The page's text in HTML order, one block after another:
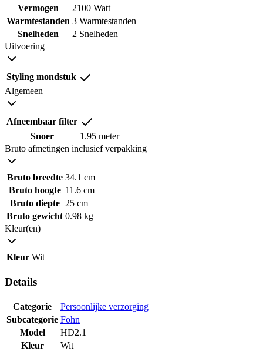
Vermogen
2100 Watt
Warmtestanden 3 Warmtestanden
Snelheden
2 Snelheden
Uitvoering
Styling mondstuk
Algemeen
Afneembaar filter
Snoer
1.95 meter
Bruto afmetingen inclusief verpakking
Bruto breedte 34.1 cm
Bruto hoogte 11.6 cm
Bruto diepte
25 cm
Bruto gewicht 0.98 kg
Kleur(en)
Kleur Wit
Details
Categorie
Persoonlijke verzorging
Subcategorie Fohn
Model
HD2.1
Kleur
Wit